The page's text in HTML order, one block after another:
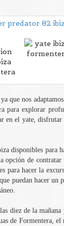
que nos
para explorar
en el yate,
disponibles para
opción de
para hacer la
puedan hacer un
diez de la
de Formentera, el